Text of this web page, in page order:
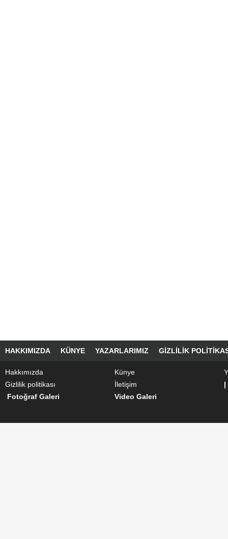
HAKKIMIZDA KÜNYE YAZARLARIMIZ GIZLILIK
Hakkımızda Künye
Gizlilik politikası
İletişim
|
Fotoğraf Galeri
Video Galeri